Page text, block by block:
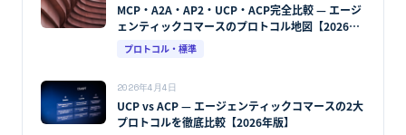
MCP・A2A・AP2・UCP・ACP完全比較 — エージ
ェンティックコマースのプロトコル地図【2026年
版】
プロトコル・標準
2026年4月4日
UCP vs ACP — エージェンティックコマースの2大
プロトコルを徹底比較【2026年版】